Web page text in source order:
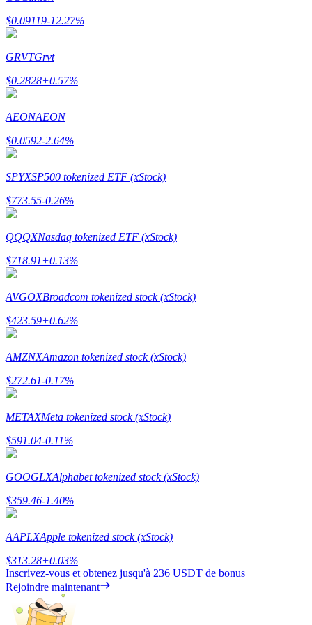
Jalonnement
Des rendements élevés et un accès instantané
Launchpool
Staking flexible pour gagner des jetons populaires
Prêts
Service d'emprunt adossé à des cryptomonnaies
$0.09119-12.27%
GRVTGrvt
$0.2828+0.57%
AEONAEON
$0.0592-2.64%
SPYXSP500 tokenized ETF (xStock)
$773.55-0.26%
QQQXNasdaq tokenized ETF (xStock)
$718.91+0.13%
AVGOXBroadcom tokenized stock (xStock)
$423.59+0.62%
AMZNXAmazon tokenized stock (xStock)
$272.61-0.17%
METAXMeta tokenized stock (xStock)
$591.04-0.11%
GOOGLXAlphabet tokenized stock (xStock)
$359.46-1.40%
AAPLXApple tokenized stock (xStock)
$313.28+0.03%
Inscrivez-vous et obtenez jusqu'à 236 USDT de bonus
Rejoindre maintenant